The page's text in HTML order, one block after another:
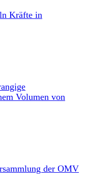
Kräfte in
Volumen von
der OMV